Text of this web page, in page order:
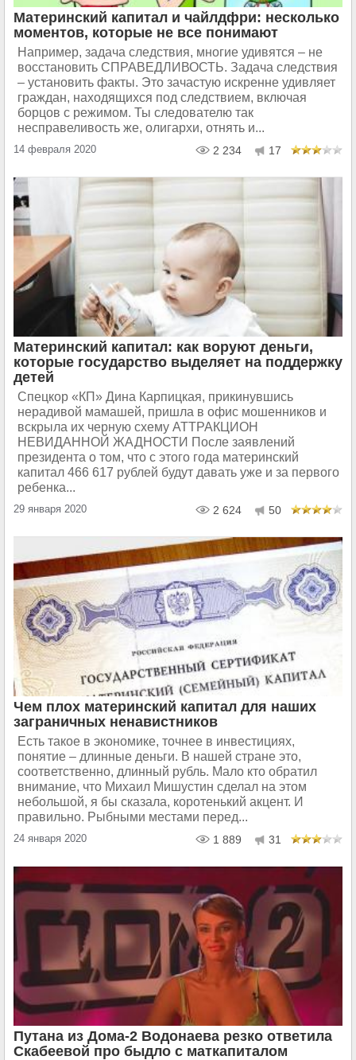
Материнский капитал и чайлдфри: несколько
моментов, которые не все понимают
Например, задача следствия, многие удивятся – не
восстановить СПРАВЕДЛИВОСТЬ. Задача следствия
– установить факты. Это зачастую искренне удивляет
граждан, находящихся под следствием, включая
борцов с режимом. Ты следователю так
несправеливость же, олигархи, отнять и...
14 февраля 2020 2 234 17
Материнский капитал: как воруют деньги,
которые государство выделяет на поддержку
детей
Спецкор «КП» Дина Карпицкая, прикинувшись
нерадивой мамашей, пришла в офис мошенников и
вскрыла их черную схему АТТРАКЦИОН
НЕВИДАННОЙ ЖАДНОСТИ После заявлений
президента о том, что с этого года материнский
капитал 466 617 рублей будут давать уже и за первого
ребенка...
29 января 2020 2 624 50
Чем плох материнский капитал для наших
заграничных ненавистников
Есть такое в экономике, точнее в инвестициях,
понятие – длинные деньги. В нашей стране это,
соответственно, длинный рубль. Мало кто обратил
внимание, что Михаил Мишустин сделал на этом
небольшой, я бы сказала, коротенький акцент. И
правильно. Рыбными местами перед...
24 января 2020 1 889 31
Путана из Дома-2 Водонаева резко ответила
Скабеевой про быдло с маткапиталом